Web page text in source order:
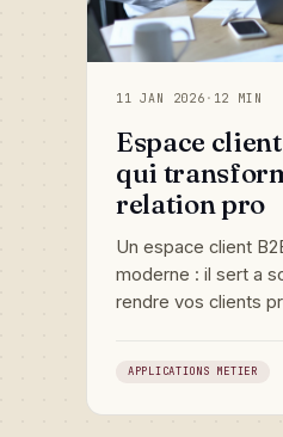
11 JAN 2026 · 12 MIN
Espace
qui
relation pro
Un espace client
moderne : il sert a
rendre vos clients
couche de
APPLICATIONS METIER